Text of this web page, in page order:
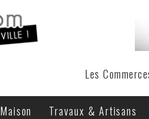
Les
Maison Travaux & Artisans